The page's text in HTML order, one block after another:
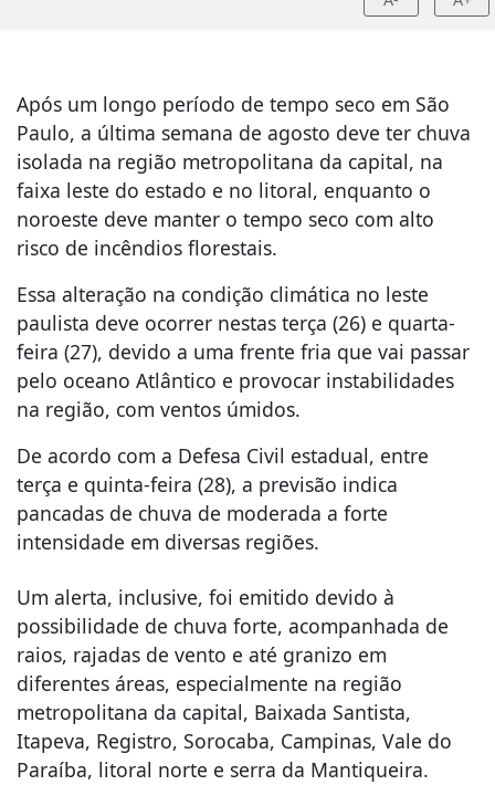
Após um longo período de tempo seco em São
Paulo, a última semana de agosto deve ter chuva
isolada na região metropolitana da capital, na
faixa leste do estado e no litoral, enquanto o
noroeste deve manter o tempo seco com alto
risco de incêndios florestais.
Essa alteração na condição climática no leste
paulista deve ocorrer nestas terça (26) e quarta-
feira (27), devido a uma frente fria que vai passar
pelo oceano Atlântico e provocar instabilidades
na região, com ventos úmidos.
De acordo com a Defesa Civil estadual, entre
terça e quinta-feira (28), a previsão indica
pancadas de chuva de moderada a forte
intensidade em diversas regiões.
Um alerta, inclusive, foi emitido devido à
possibilidade de chuva forte, acompanhada de
raios, rajadas de vento e até granizo em
diferentes áreas, especialmente na região
metropolitana da capital, Baixada Santista,
Itapeva, Registro, Sorocaba, Campinas, Vale do
Paraíba, litoral norte e serra da Mantiqueira.